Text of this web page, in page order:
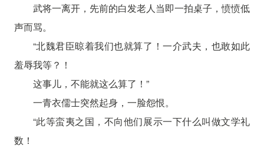
武将一离开，先前的白发老人当即一拍桌子，愤愤低
声而骂。
“北魏君臣晾着我们也就算了！一介武夫，也敢如此
羞辱我等？！
这事儿，不能就这么算了！”
一青衣儒士突然起身，一脸怨恨。
“此等蛮夷之国，不向他们展示一下什么叫做文学礼
数！